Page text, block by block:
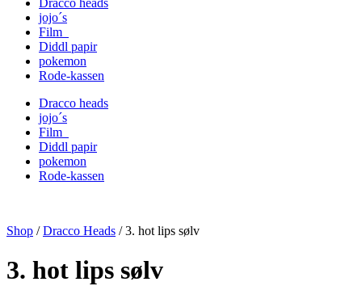
Dracco heads
jojo´s
Film
Diddl papir
pokemon
Rode-kassen
Dracco heads
jojo´s
Film
Diddl papir
pokemon
Rode-kassen
Shop /Dracco Heads /3. hot lips sølv
3. hot lips sølv